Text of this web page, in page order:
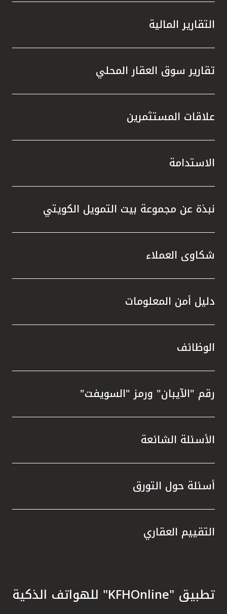
التقارير المالية
تقارير سوق العقار المحلي
علاقات المستثمرين
الاستدامة
نبذة عن مجموعة بيت التمويل الكويتي
شكاوى العملاء
دليل أمن المعلومات
الوظائف
رقم "الآيبان" ورمز "السويفت"
الأسئلة الشائعة
أسئلة حول التورق
التقييم العقاري
تطبيق "KFHOnline" للهواتف الذكية